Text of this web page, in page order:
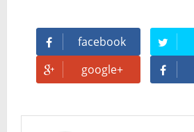
facebook
google+